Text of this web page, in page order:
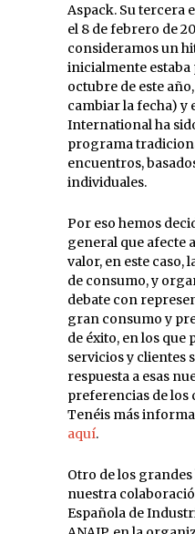
Aspack. Su tercera
el 8 de febrero de
consideramos un
inicialmente estaba
octubre de este
cambiar la fecha) y
International ha
programa
encuentros,
individuales.
Por eso hemos
general que afecte
valor, en este caso,
de consumo, y
debate con
gran consumo y
de éxito, en los que
servicios y clientes
respuesta a esas
preferencias de los
Tenéis más
aquí.
Otro de los grandes
nuestra
Española de